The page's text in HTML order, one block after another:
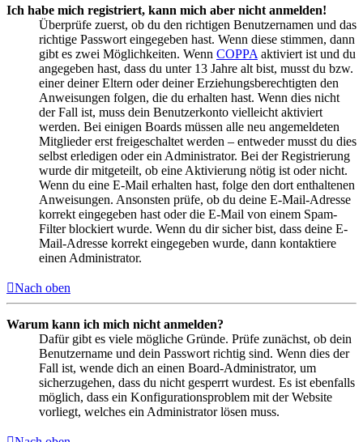
Ich habe mich registriert, kann mich aber nicht anmelden!
Überprüfe zuerst, ob du den richtigen Benutzernamen und das
richtige Passwort eingegeben hast. Wenn diese stimmen, dann
gibt es zwei Möglichkeiten. Wenn COPPA aktiviert ist und du
angegeben hast, dass du unter 13 Jahre alt bist, musst du bzw.
einer deiner Eltern oder deiner Erziehungsberechtigten den
Anweisungen folgen, die du erhalten hast. Wenn dies nicht
der Fall ist, muss dein Benutzerkonto vielleicht aktiviert
werden. Bei einigen Boards müssen alle neu angemeldeten
Mitglieder erst freigeschaltet werden – entweder musst du dies
selbst erledigen oder ein Administrator. Bei der Registrierung
wurde dir mitgeteilt, ob eine Aktivierung nötig ist oder nicht.
Wenn du eine E-Mail erhalten hast, folge den dort enthaltenen
Anweisungen. Ansonsten prüfe, ob du deine E-Mail-Adresse
korrekt eingegeben hast oder die E-Mail von einem Spam-
Filter blockiert wurde. Wenn du dir sicher bist, dass deine E-
Mail-Adresse korrekt eingegeben wurde, dann kontaktiere
einen Administrator.
Nach oben
Warum kann ich mich nicht anmelden?
Dafür gibt es viele mögliche Gründe. Prüfe zunächst, ob dein
Benutzername und dein Passwort richtig sind. Wenn dies der
Fall ist, wende dich an einen Board-Administrator, um
sicherzugehen, dass du nicht gesperrt wurdest. Es ist ebenfalls
möglich, dass ein Konfigurationsproblem mit der Website
vorliegt, welches ein Administrator lösen muss.